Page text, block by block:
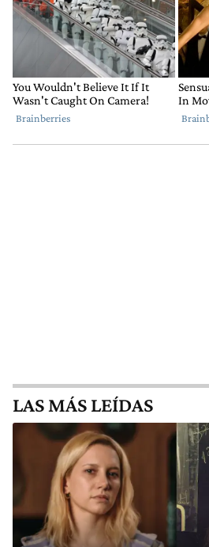
LAS MÁS LEÍDAS